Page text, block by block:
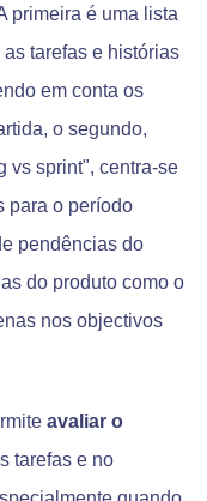
primeira é uma lista
tarefas e histórias
em conta os
o segundo,
vs sprint", centra-se
para o período
pendências do
do produto como o
nos objectivos
avaliar o
tarefas e no